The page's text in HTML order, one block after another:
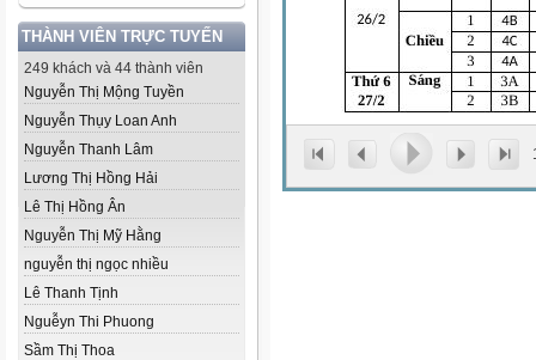
THÀNH VIÊN TRỰC TUYẾN
249 khách và 44 thành viên
Nguyễn Thị Mộng Tuyền
Nguyễn Thụy Loan Anh
Nguyễn Thanh Lâm
Lương Thị Hồng Hải
Lê Thị Hồng Ân
Nguyễn Thị Mỹ Hằng
nguyễn thị ngọc nhiều
Lê Thanh Tịnh
Nguễyn Thi Phuong
Sầm Thị Thoa